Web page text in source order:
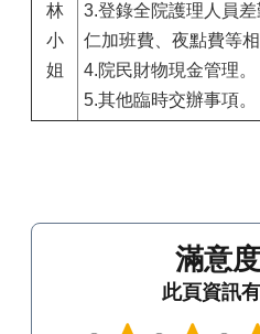
林
小
姐
3.登錄全院護理人員
仁加班費、夜點費等相
4.院民財物現金管理。
5.其他臨時交辦事項。
滿意
此頁資訊